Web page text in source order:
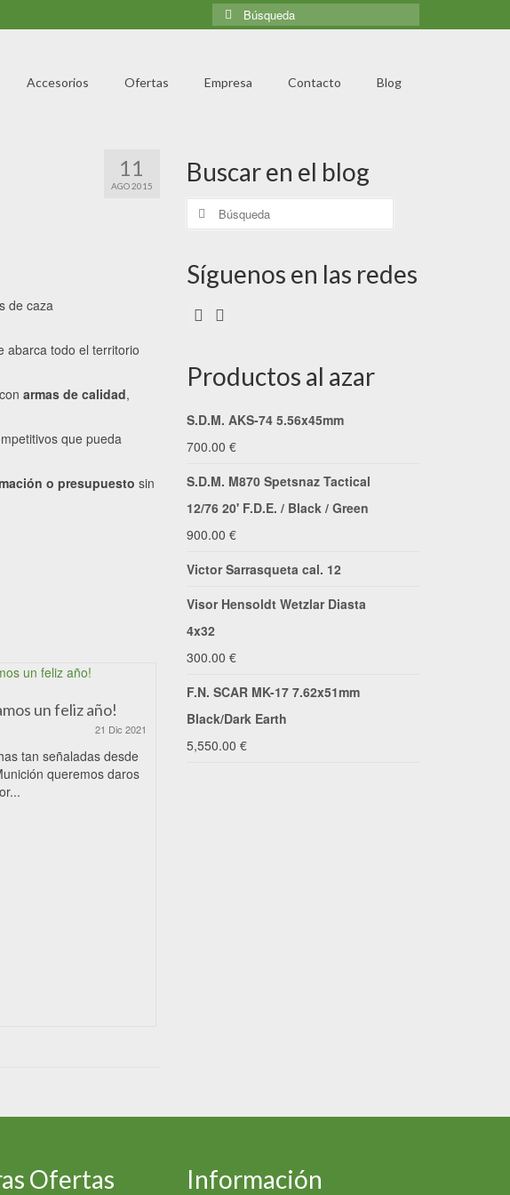
Accesorios Ofertas Empresa Contacto Blog
11
AGO 2015
abarca todo el territorio
armas de calidad,
que pueda
o presupuesto sin
un feliz año!
21 Dic 2021
tan señaladas desde
queremos daros
Os deseamos unas Felices
Buscar en el blog
Síguenos en las redes
Productos al azar
S.D.M. AKS-74 5.56x45mm
700.00 €
S.D.M. M870 Spetsnaz Tactical
12/76 20' F.D.E. / Black / Green
900.00 €
Victor Sarrasqueta cal. 12
Visor Hensoldt Wetzlar Diasta
4x32
300.00 €
F.N. SCAR MK-17 7.62x51mm
Black/Dark Earth
5,550.00 €
Ofertas Información